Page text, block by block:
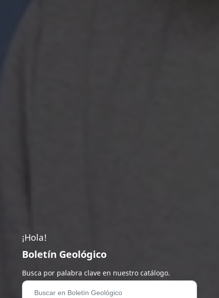
¡Hola!
Boletín Geológico
Busca por palabra clave en nuestro catálogo.